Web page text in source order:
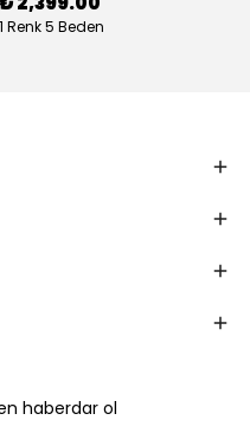
1 Renk 5 Beden
haberdar ol